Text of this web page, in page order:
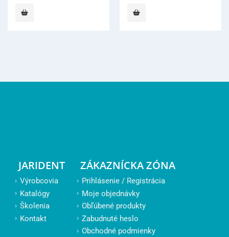
JARIDENT
Výrobcovia
Katalógy
Školenia
Kontakt
ZÁKAZNÍCKA ZÓNA
Prihlásenie / Registrácia
Moje objednávky
Obľúbené produkty
Zabudnuté heslo
Obchodné podmienky